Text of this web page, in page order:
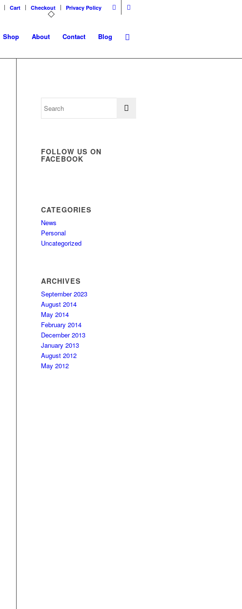
Cart Checkout Privacy Policy
Shop About Contact Blog
FOLLOW US ON
FACEBOOK
CATEGORIES
News
Personal
Uncategorized
ARCHIVES
September 2023
August 2014
May 2014
February 2014
December 2013
January 2013
August 2012
May 2012